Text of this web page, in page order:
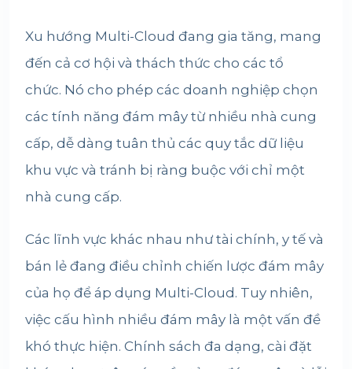
Xu hướng Multi-Cloud đang gia tăng, mang
đến cả cơ hội và thách thức cho các tổ
chức. Nó cho phép các doanh nghiệp chọn
các tính năng đám mây từ nhiều nhà cung
cấp, dễ dàng tuân thủ các quy tắc dữ liệu
khu vực và tránh bị ràng buộc với chỉ một
nhà cung cấp.
Các lĩnh vực khác nhau như tài chính, y tế và
bán lẻ đang điều chỉnh chiến lược đám mây
của họ để áp dụng Multi-Cloud. Tuy nhiên,
việc cấu hình nhiều đám mây là một vấn đề
khó thực hiện. Chính sách đa dạng, cài đặt